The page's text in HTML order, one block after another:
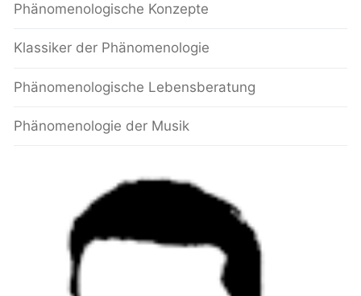
Phänomenologische Konzepte
Klassiker der Phänomenologie
Phänomenologische Lebensberatung
Phänomenologie der Musik